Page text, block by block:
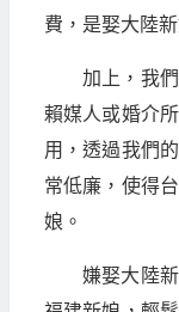
費，是娶大陸
加上，我
賴媒人或婚介
用，透過我們
常低廉，使得
娘。
嫌娶大陸